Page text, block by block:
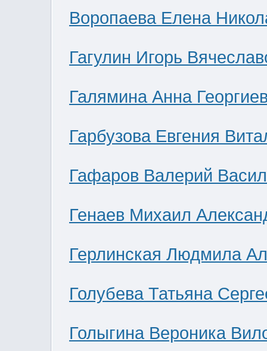
Воропаева Елена
Гагулин Игорь
Галямина Анна
Гарбузова Евгения
Гафаров Валерий
Генаев Михаил
Герлинская Людмила
Голубева Татьяна
Голыгина Вероника